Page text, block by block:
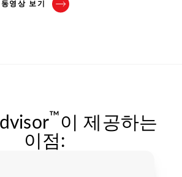
동영상 보기
™ 이 제공하는
이점: